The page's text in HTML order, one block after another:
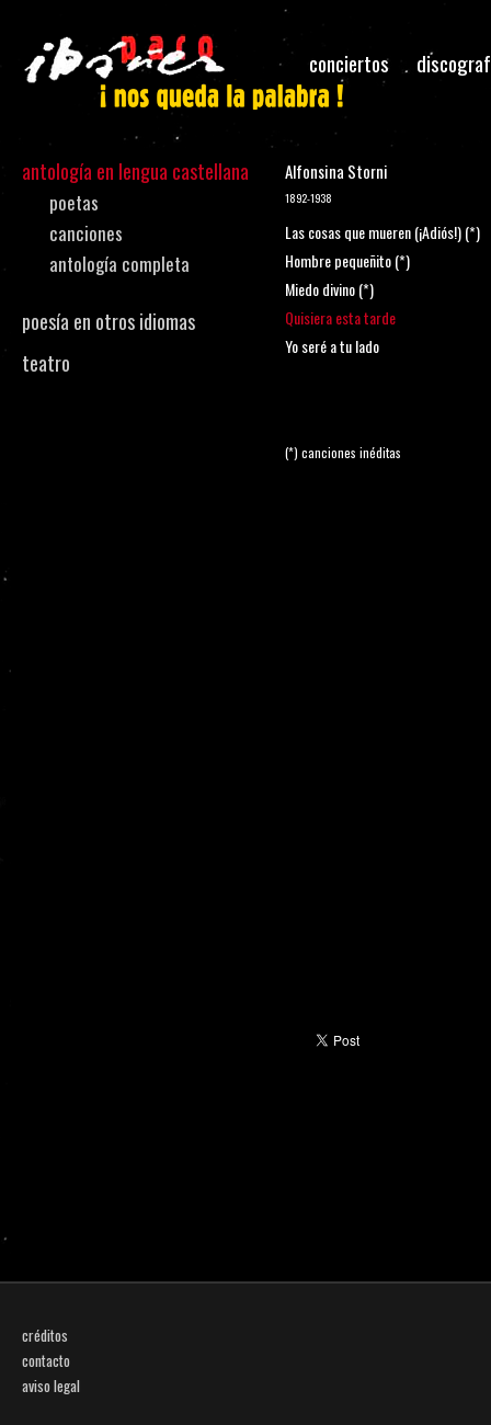
conciertos
Alfonsina Storni
1892-1938
Las cosas que mueren (¡Adiós!) (*)
Hombre pequeñito (*)
Miedo divino (*)
Quisiera esta tarde
Yo seré a tu lado
(*) canciones inéditas
antología en lengua castellana
poetas
canciones
antología completa
poesía en otros idiomas
teatro
créditos
contacto
aviso legal